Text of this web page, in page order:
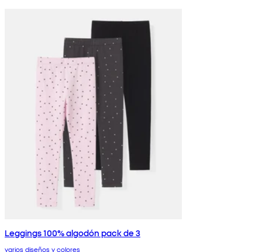
Leggings 100% algodón pack de 3
varios diseños y colores